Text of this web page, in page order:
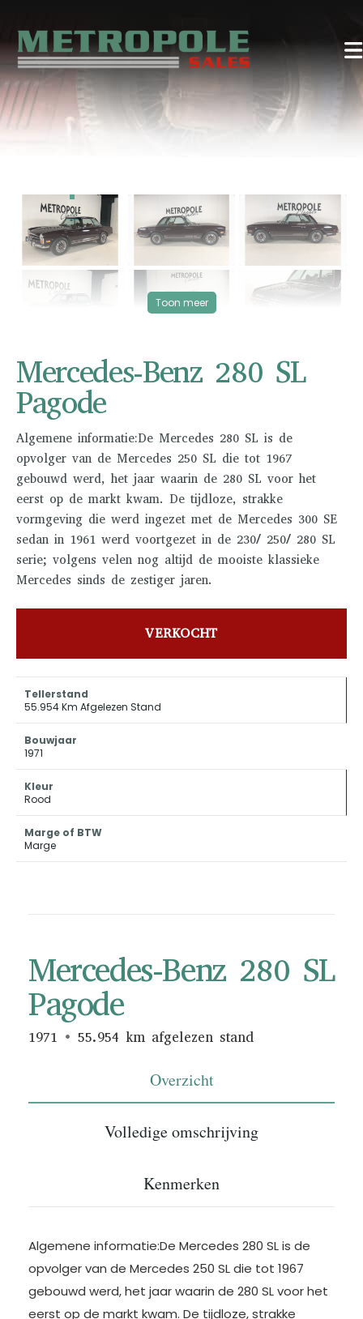
VERKOCHT
‹ ›
Toon meer
Mercedes-Benz 280 SL
Pagode
Algemene informatie:De Mercedes 280 SL is de
opvolger van de Mercedes 250 SL die tot 1967
gebouwd werd, het jaar waarin de 280 SL voor het
eerst op de markt kwam. De tijdloze, strakke
vormgeving die werd ingezet met de Mercedes 300 SE
sedan in 1961 werd voortgezet in de 230/ 250/ 280 SL
serie; volgens velen nog altijd de mooiste klassieke
Mercedes sinds de zestiger jaren.
VERKOCHT
Tellerstand
55.954 Km Afgelezen Stand
Bouwjaar
1971
Kleur
Rood
Marge of BTW
Marge
Mercedes-Benz 280 SL
Pagode
1971 55.954 km afgelezen stand
Overzicht
Volledige omschrijving
Kenmerken
Algemene informatie:De Mercedes 280 SL is de
opvolger van de Mercedes 250 SL die tot 1967
gebouwd werd, het jaar waarin de 280 SL voor het
eerst op de markt kwam. De tijdloze, strakke